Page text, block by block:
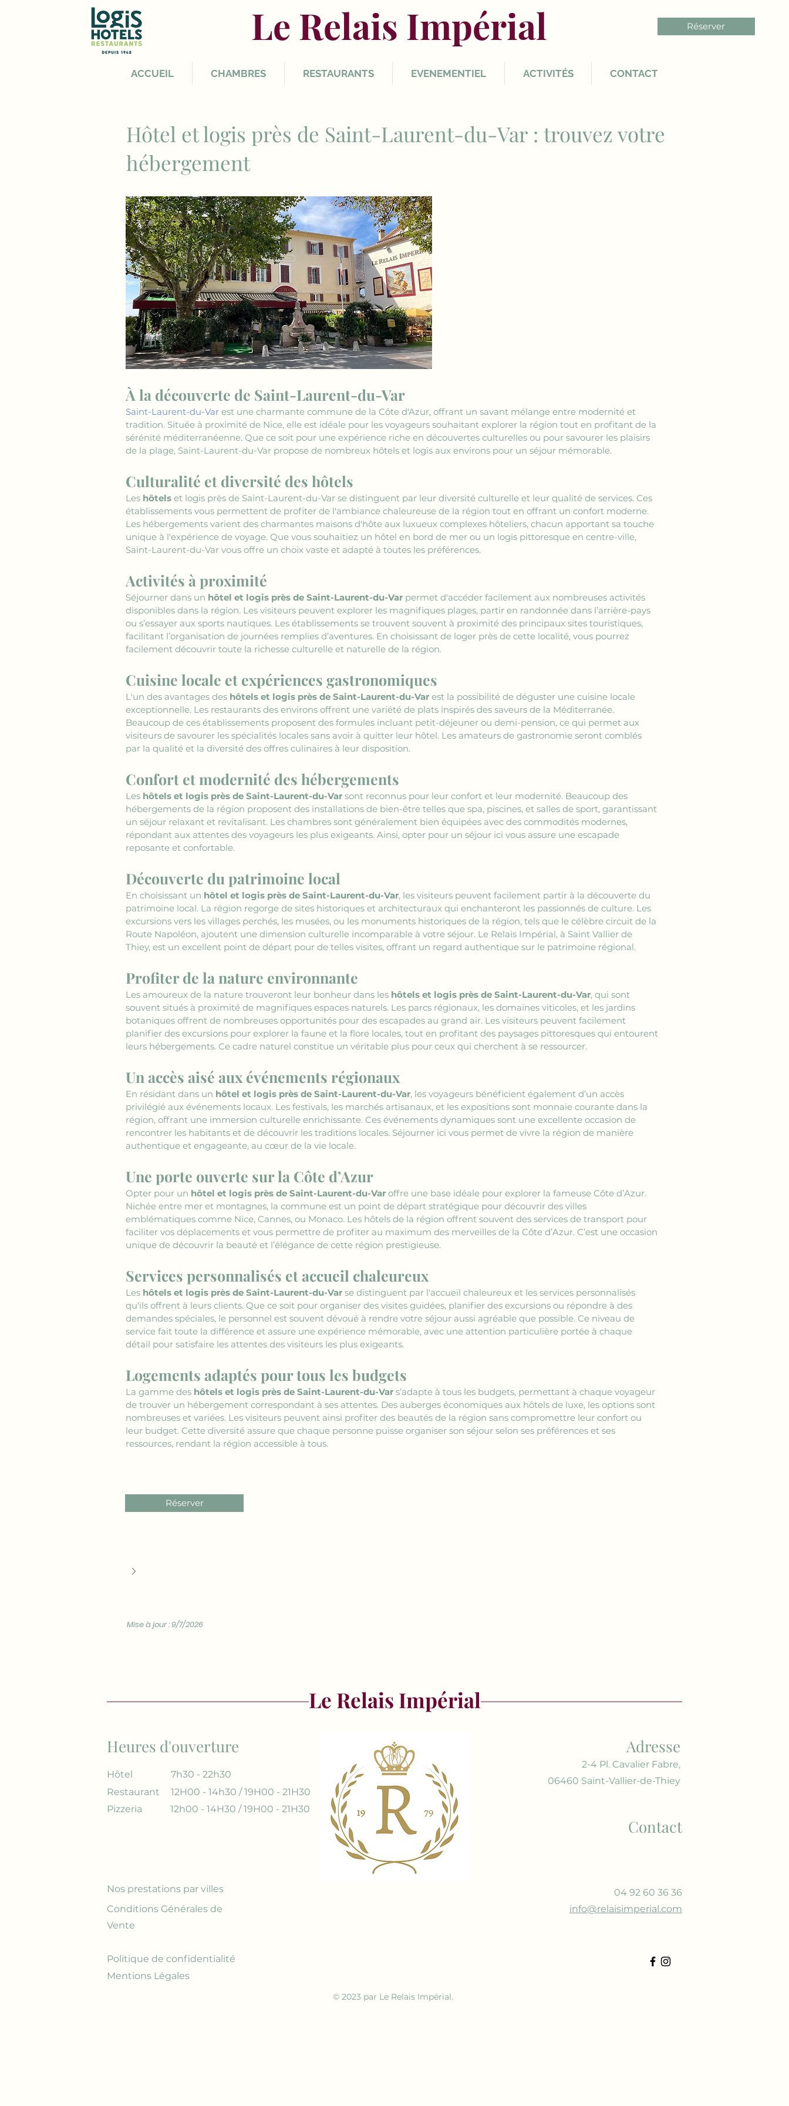
Le Relais Impérial Réserver
ACCUEIL CHAMBRES RESTAURANTS EVENEMENTIEL ACTIVITÉS CONTACT
Hôtel et logis près de Saint-Laurent-du-Var : trouvez votre
hébergement
À la découverte de Saint-Laurent-du-Var
Saint-Laurent-du-Var est une charmante commune de la Côte d'Azur, offrant un savant mélange entre modernité et
tradition. Située à proximité de Nice, elle est idéale pour les voyageurs souhaitant explorer la région tout en profitant de la
sérénité méditerranéenne. Que ce soit pour une expérience riche en découvertes culturelles ou pour savourer les plaisirs
de la plage, Saint-Laurent-du-Var propose de nombreux hôtels et logis aux environs pour un séjour mémorable.
Culturalité et diversité des hôtels
Les hôtels et logis près de Saint-Laurent-du-Var se distinguent par leur diversité culturelle et leur qualité de services. Ces
établissements vous permettent de profiter de l'ambiance chaleureuse de la région tout en offrant un confort moderne.
Les hébergements varient des charmantes maisons d'hôte aux luxueux complexes hôteliers, chacun apportant sa touche
unique à l'expérience de voyage. Que vous souhaitiez un hôtel en bord de mer ou un logis pittoresque en centre-ville,
Saint-Laurent-du-Var vous offre un choix vaste et adapté à toutes les préférences.
Activités à proximité
Séjourner dans un hôtel et logis près de Saint-Laurent-du-Var permet d'accéder facilement aux nombreuses activités
disponibles dans la région. Les visiteurs peuvent explorer les magnifiques plages, partir en randonnée dans l’arrière-pays
ou s’essayer aux sports nautiques. Les établissements se trouvent souvent à proximité des principaux sites touristiques,
facilitant l’organisation de journées remplies d’aventures. En choisissant de loger près de cette localité, vous pourrez
facilement découvrir toute la richesse culturelle et naturelle de la région.
Cuisine locale et expériences gastronomiques
L'un des avantages des hôtels et logis près de Saint-Laurent-du-Var est la possibilité de déguster une cuisine locale
exceptionnelle. Les restaurants des environs offrent une variété de plats inspirés des saveurs de la Méditerranée.
Beaucoup de ces établissements proposent des formules incluant petit-déjeuner ou demi-pension, ce qui permet aux
visiteurs de savourer les spécialités locales sans avoir à quitter leur hôtel. Les amateurs de gastronomie seront comblés
par la qualité et la diversité des offres culinaires à leur disposition.
Confort et modernité des hébergements
Les hôtels et logis près de Saint-Laurent-du-Var sont reconnus pour leur confort et leur modernité. Beaucoup des
hébergements de la région proposent des installations de bien-être telles que spa, piscines, et salles de sport, garantissant
un séjour relaxant et revitalisant. Les chambres sont généralement bien équipées avec des commodités modernes,
répondant aux attentes des voyageurs les plus exigeants. Ainsi, opter pour un séjour ici vous assure une escapade
reposante et confortable.
Découverte du patrimoine local
En choisissant un hôtel et logis près de Saint-Laurent-du-Var, les visiteurs peuvent facilement partir à la découverte du
patrimoine local. La région regorge de sites historiques et architecturaux qui enchanteront les passionnés de culture. Les
excursions vers les villages perchés, les musées, ou les monuments historiques de la région, tels que le célèbre circuit de la
Route Napoléon, ajoutent une dimension culturelle incomparable à votre séjour. Le Relais Impérial, à Saint Vallier de
Thiey, est un excellent point de départ pour de telles visites, offrant un regard authentique sur le patrimoine régional.
Profiter de la nature environnante
Les amoureux de la nature trouveront leur bonheur dans les hôtels et logis près de Saint-Laurent-du-Var, qui sont
souvent situés à proximité de magnifiques espaces naturels. Les parcs régionaux, les domaines viticoles, et les jardins
botaniques offrent de nombreuses opportunités pour des escapades au grand air. Les visiteurs peuvent facilement
planifier des excursions pour explorer la faune et la flore locales, tout en profitant des paysages pittoresques qui entourent
leurs hébergements. Ce cadre naturel constitue un véritable plus pour ceux qui cherchent à se ressourcer.
Un accès aisé aux événements régionaux
En résidant dans un hôtel et logis près de Saint-Laurent-du-Var, les voyageurs bénéficient également d’un accès
privilégié aux événements locaux. Les festivals, les marchés artisanaux, et les expositions sont monnaie courante dans la
région, offrant une immersion culturelle enrichissante. Ces événements dynamiques sont une excellente occasion de
rencontrer les habitants et de découvrir les traditions locales. Séjourner ici vous permet de vivre la région de manière
authentique et engageante, au cœur de la vie locale.
Une porte ouverte sur la Côte d’Azur
Opter pour un hôtel et logis près de Saint-Laurent-du-Var offre une base idéale pour explorer la fameuse Côte d’Azur.
Nichée entre mer et montagnes, la commune est un point de départ stratégique pour découvrir des villes
emblématiques comme Nice, Cannes, ou Monaco. Les hôtels de la région offrent souvent des services de transport pour
faciliter vos déplacements et vous permettre de profiter au maximum des merveilles de la Côte d’Azur. C’est une occasion
unique de découvrir la beauté et l’élégance de cette région prestigieuse.
Services personnalisés et accueil chaleureux
Les hôtels et logis près de Saint-Laurent-du-Var se distinguent par l'accueil chaleureux et les services personnalisés
qu'ils offrent à leurs clients. Que ce soit pour organiser des visites guidées, planifier des excursions ou répondre à des
demandes spéciales, le personnel est souvent dévoué à rendre votre séjour aussi agréable que possible. Ce niveau de
service fait toute la différence et assure une expérience mémorable, avec une attention particulière portée à chaque
détail pour satisfaire les attentes des visiteurs les plus exigeants.
Logements adaptés pour tous les budgets
La gamme des hôtels et logis près de Saint-Laurent-du-Var s’adapte à tous les budgets, permettant à chaque voyageur
de trouver un hébergement correspondant à ses attentes. Des auberges économiques aux hôtels de luxe, les options sont
nombreuses et variées. Les visiteurs peuvent ainsi profiter des beautés de la région sans compromettre leur confort ou
leur budget. Cette diversité assure que chaque personne puisse organiser son séjour selon ses préférences et ses
ressources, rendant la région accessible à tous.
Réserver
Mise à jour : 9/7/2026
Le Relais Impérial
Heures d'ouverture
Hôtel
7h30 - 22h30
Restaurant
12H00 - 14h30 / 19H00 - 21H30
Pizzeria
12h00 - 14H30 / 19H00 - 21H30
Nos prestations par villes
Conditions Générales de
Vente
Politique de confidentialité
Adresse
2-4 Pl. Cavalier Fabre,
06460 Saint-Vallier-de-Thiey
Contact
04 92 60 36 36
info@relaisimperial.com
Mentions Légales
© 2023 par Le Relais Impérial.